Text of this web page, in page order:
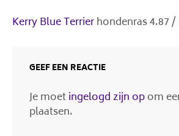
Kerry Blue Terrierhondenras4.87/
GEEF EEN REACTIE
Je moetingelogd zijn opom
plaatsen.